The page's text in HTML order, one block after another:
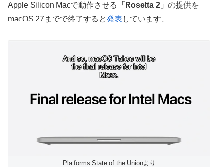
Apple Silicon Macで動作させる
「Rosetta 2」 の提供を
macOS 27までで終了すると発表 しています。
Platforms State of the Unionより